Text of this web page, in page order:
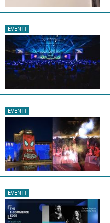
EVENTI
EVENTI
EVENTI